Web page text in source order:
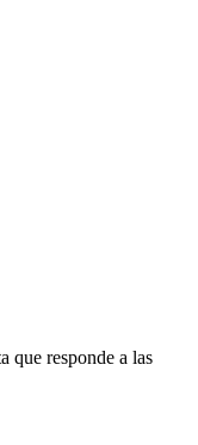
que responde a las